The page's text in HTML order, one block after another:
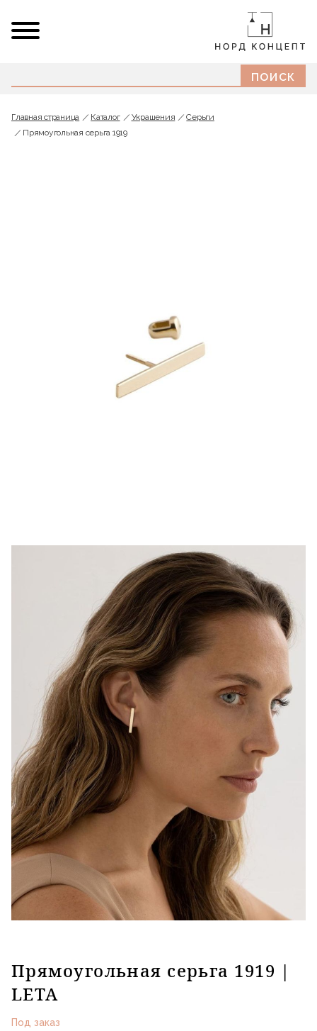
Главная страница Каталог Украшения
Серьги
Прямоугольная серьга 1919
Прямоугольная серьга 1919 |
LETA
Под заказ